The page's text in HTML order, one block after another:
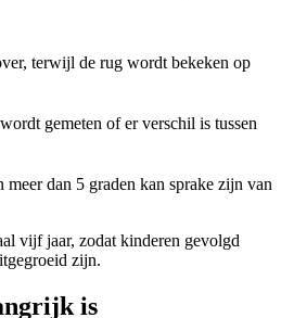
terwijl de rug wordt bekeken op
gemeten of er verschil is tussen
dan 5 graden kan sprake zijn van
vijf jaar, zodat kinderen gevolgd
zijn.
is